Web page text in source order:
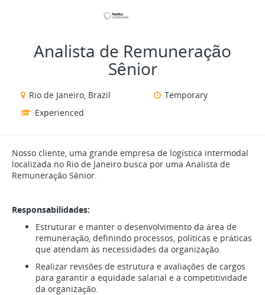
Analista de Remuneração
Sênior
Rio de Janeiro, Brazil
Temporary
Experienced
Nosso cliente, uma grande empresa de logística intermodal
localizada no Rio de Janeiro busca por uma Analista de
Remuneração Sênior.
Responsabilidades:
Estruturar e manter o desenvolvimento da área de
remuneração, definindo processos, políticas e práticas
que atendam às necessidades da organização.
Realizar revisões de estrutura e avaliações de cargos
para garantir a equidade salarial e a competitividade
da organização.